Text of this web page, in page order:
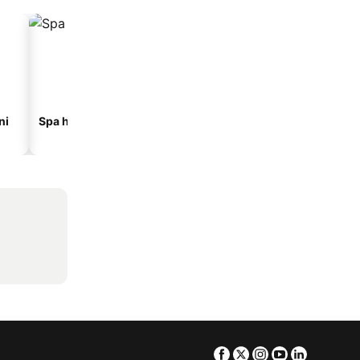
Spa hoteli
Facebook
TwitterInstagram
Youtube